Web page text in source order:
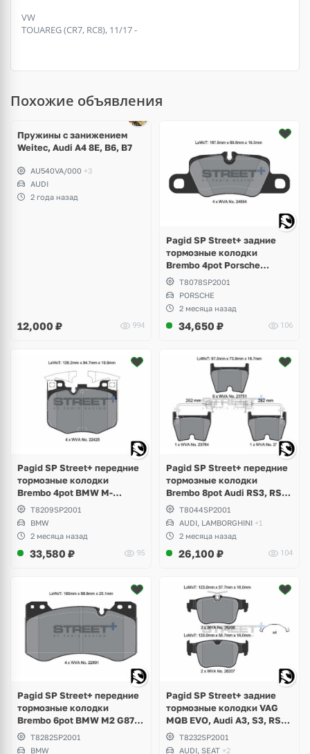
VW
TOUAREG (CR7, RC8), 11/17 -
Похожие объявления
Пружины с занижением
Weitec, Audi A4 8E, B6, B7
AU540VA/000 +3
AUDI
2 года назад
12,000 ₽ 994
Pagid SP Street+ задние
тормозные колодки
Brembo 4pot Porsche
Panamera Sport Turismo
T8078SP2001
PORSCHE
2 месяца назад
34,650 ₽ 106
Pagid SP Street+ передние
тормозные колодки
Brembo 4pot BMW M-
Perfomance G-Series,
Toyota Supra GR A90
T8209SP2001
BMW
2 месяца назад
33,580 ₽ 95
Pagid SP Street+ передние
тормозные колодки
Brembo 8pot Audi RS3, RS4
B8, RS5, RSQ3, TTRS, R8,
Lamborghini Gallardo,
Volkswagen Phaeton W12
T8044SP2001
AUDI, LAMBORGHINI +1
2 месяца назад
26,100 ₽ 104
Pagid SP Street+ передние
тормозные колодки
Brembo 6pot BMW M2 G87,
M3 G80, G81, M4 G82
Competition
T8282SP2001
BMW
Pagid SP Street+ задние
тормозные колодки VAG
MQB EVO, Audi A3, S3, RS3,
Q3, Volkswagen Golf 8 R,
GTI, Tiguan, Passat B9, Seat
T8232SP2001
AUDI, SEAT +2